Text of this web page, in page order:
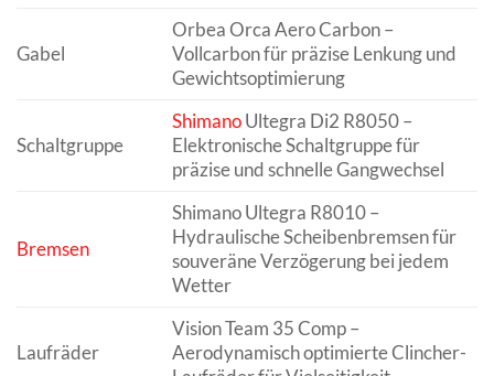
Gabel
Orbea Orca Aero Carbon –
Vollcarbon für präzise Lenkung und
Gewichtsoptimierung
Schaltgruppe
ShimanoUltegra Di2 R8050 –
Elektronische Schaltgruppe für
präzise und schnelle Gangwechsel
Bremsen
Shimano Ultegra R8010 –
Hydraulische Scheibenbremsen für
souveräne Verzögerung bei jedem
Wetter
Laufräder
Vision Team 35 Comp –
Aerodynamisch optimierte Clincher-